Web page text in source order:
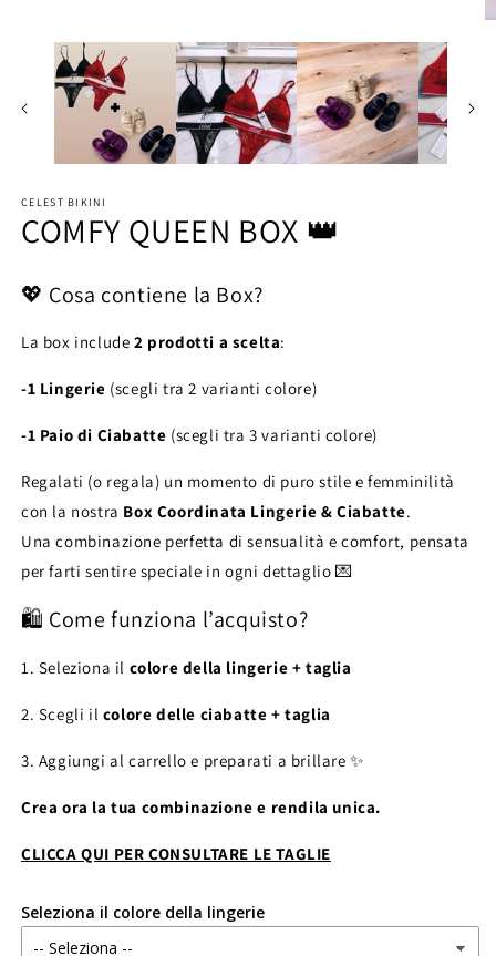
CELEST BIKINI
COMFY QUEEN BOX 👑
💖 Cosa contiene la Box?
La box include 2 prodotti a scelta:
-1 Lingerie (scegli tra 2 varianti colore)
-1 Paio di Ciabatte (scegli tra 3 varianti colore)
Regalati (o regala) un momento di puro stile e femminilità
con la nostra Box Coordinata Lingerie & Ciabatte.
Una combinazione perfetta di sensualità e comfort, pensata
per farti sentire speciale in ogni dettaglio 💌
🛍️ Come funziona l’acquisto?
1. Seleziona il colore della lingerie + taglia
2. Scegli il colore delle ciabatte + taglia
3. Aggiungi al carrello e preparati a brillare ✨
Crea ora la tua combinazione e rendila unica.
CLICCA QUI PER CONSULTARE LE TAGLIE
Seleziona il colore della lingerie